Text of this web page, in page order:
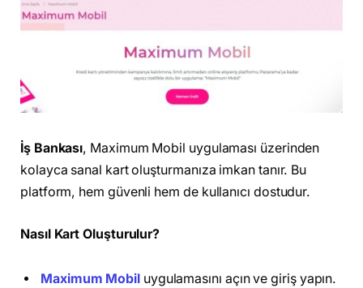
İş Bankası, Maximum Mobil uygulaması üzerinden
kolayca sanal kart oluşturmanıza imkan tanır. Bu
platform, hem güvenli hem de kullanıcı dostudur.
Nasıl Kart Oluşturulur?
Maximum Mobil uygulamasını açın ve giriş yapın.